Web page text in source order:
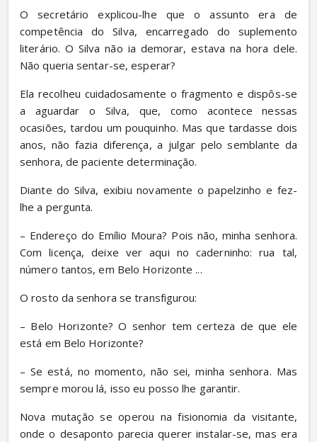
O secretário explicou-lhe que o assunto era de
competência do Silva, encarregado do suplemento
literário. O Silva não ia demorar, estava na hora dele.
Não queria sentar-se, esperar?
Ela recolheu cuidadosamente o fragmento e dispôs-se
a aguardar o Silva, que, como acontece nessas
ocasiões, tardou um pouquinho. Mas que tardasse dois
anos, não fazia diferença, a julgar pelo semblante da
senhora, de paciente determinação.
Diante do Silva, exibiu novamente o papelzinho e fez-
lhe a pergunta.
– Endereço do Emílio Moura? Pois não, minha senhora.
Com licença, deixe ver aqui no caderninho: rua tal,
número tantos, em Belo Horizonte ...
O rosto da senhora se transfigurou:
– Belo Horizonte? O senhor tem certeza de que ele
está em Belo Horizonte?
– Se está, no momento, não sei, minha senhora. Mas
sempre morou lá, isso eu posso lhe garantir.
Nova mutação se operou na fisionomia da visitante,
onde o desaponto parecia querer instalar-se, mas era